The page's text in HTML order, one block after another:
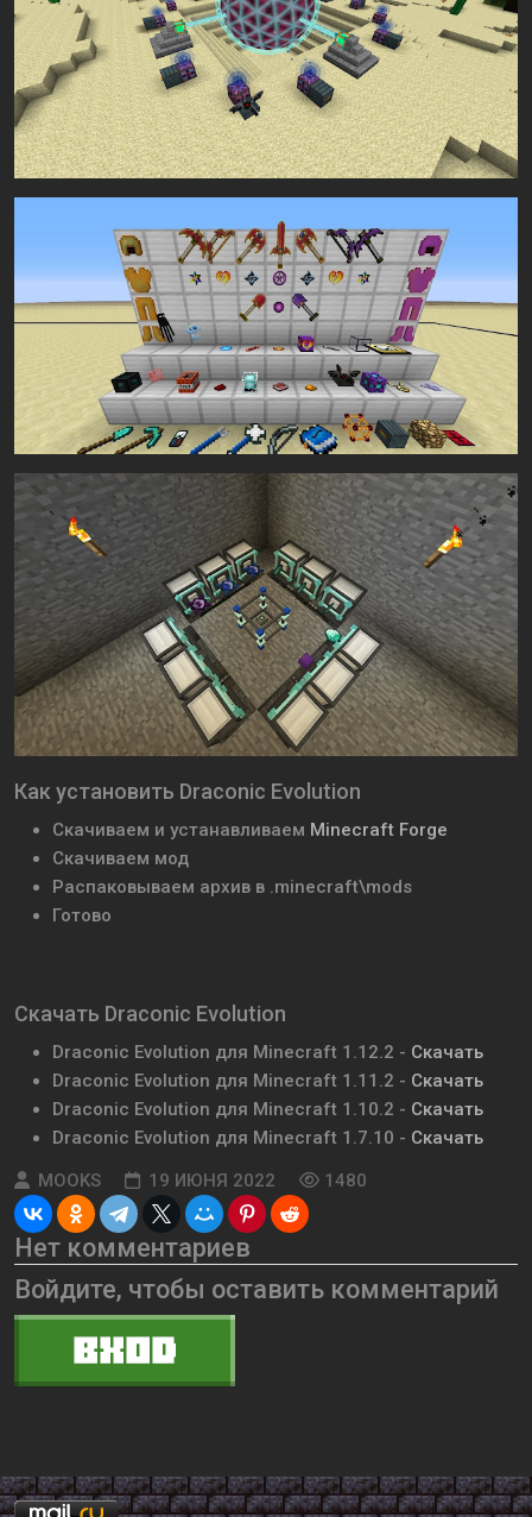
Как установить Draconic Evolution
Скачиваем и устанавливаем Minecraft Forge
Скачиваем мод
Распаковываем архив в .minecraft\mods
Готово
Скачать Draconic Evolution
Draconic Evolution для Minecraft 1.12.2 - Скачать
Draconic Evolution для Minecraft 1.11.2 - Скачать
Draconic Evolution для Minecraft 1.10.2 - Скачать
Draconic Evolution для Minecraft 1.7.10 - Скачать
MOOKS
19 ИЮНЯ 2022 1480
Нет комментариев
Войдите, чтобы оставить комментарий